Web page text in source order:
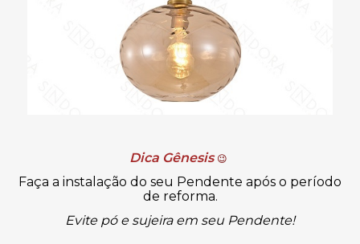
Dica Gênesis 😉
Faça a instalação do seu Pendente após o período
de reforma.
Evite pó e sujeira em seu Pendente!